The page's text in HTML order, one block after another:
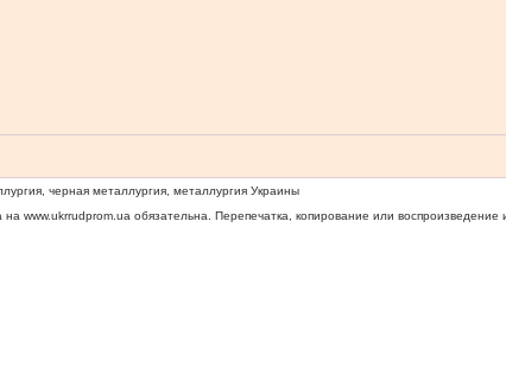
черная металлургия, металлургия Украины
на www.ukrrudprom.ua обязательна. Перепечатка, копирование или